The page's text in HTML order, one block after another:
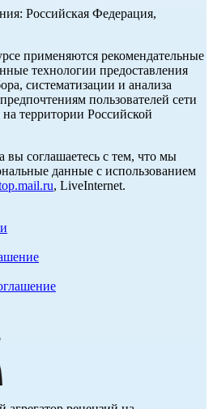
Российская Федерация,
применяются рекомендательные
технологии предоставления
систематизации и анализа
пользователей сети
территории Российской
вы соглашаетесь с тем, что мы
данные с использованием
, LiveInternet.